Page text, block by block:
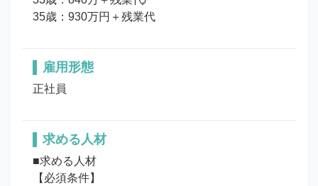
35歳：930万円＋残業代
雇用形態
正社員
求める人材
■求める人材
【必須条件】